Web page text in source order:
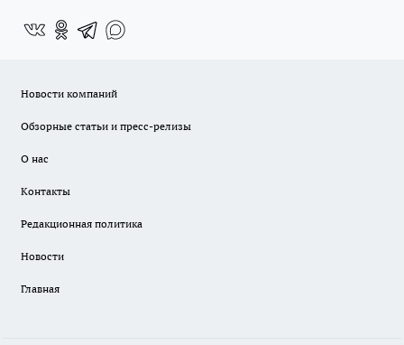
Новости компаний
Обзорные статьи и пресс-релизы
О нас
Контакты
Редакционная политика
Новости
Главная